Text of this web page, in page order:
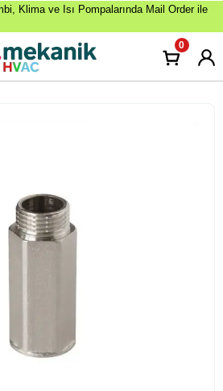
Klima ve Isı Pompalarında Mail Order ile
0